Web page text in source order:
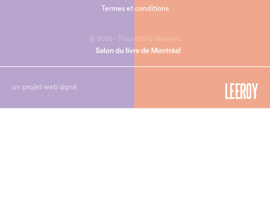
© 2026 - Tous droits réservés
Termes et conditions
un projet web signé